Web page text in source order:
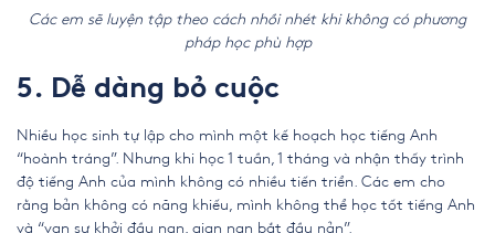
Các em sẽ luyện tập theo cách nhồi nhét khi không có phương
pháp học phù hợp
5. Dễ dàng bỏ cuộc
Nhiều học sinh tự lập cho mình một kế hoạch học tiếng Anh
“hoành tráng”. Nhưng khi học 1 tuần, 1 tháng và nhận thấy trình
độ tiếng Anh của mình không có nhiều tiến triển. Các em cho
rằng bản không có năng khiếu, mình không thể học tốt tiếng Anh
và “vạn sự khởi đầu nan, gian nan bắt đầu nản”.